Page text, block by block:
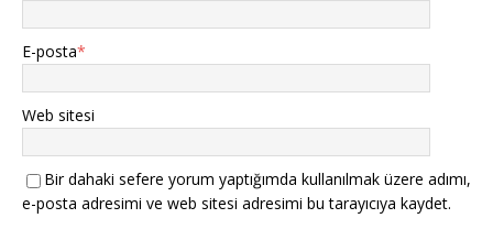
E-posta*
Web sitesi
Bir dahaki sefere yorum yaptığımda kullanılmak üzere adımı,
e-posta adresimi ve web sitesi adresimi bu tarayıcıya kaydet.